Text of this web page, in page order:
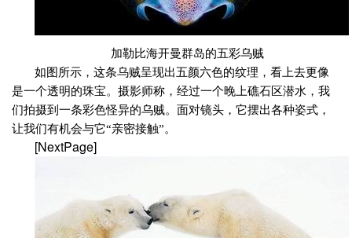
加勒比海开曼群岛的五彩乌贼
如图所示，这条乌贼呈现出五颜六色的纹理，看上去更像
是一个透明的珠宝。摄影师称，经过一个晚上礁石区潜水，我
们拍摄到一条彩色怪异的乌贼。面对镜头，它摆出各种姿式，
让我们有机会与它“亲密接触”。
[NextPage]